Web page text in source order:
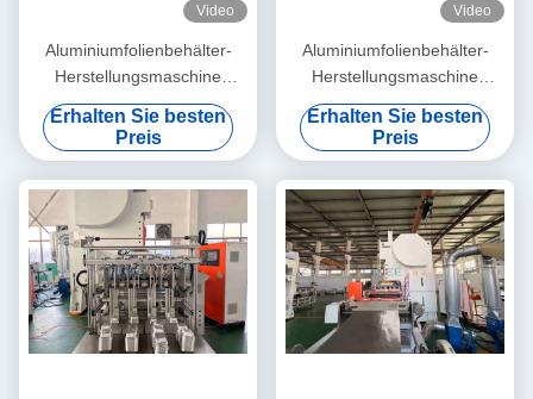
Video
Aluminiumfolienbehälter-
Herstellungsmaschine
Originalfabrik 15 Jahre
Erfahrung Hersteller
Erhalten Sie besten
Preis
Video
Aluminiumfolienbehälter-
Herstellungsmaschine
Stabiler
Hochgeschwindigkeitsbetrieb
Erhalten Sie besten
Preis